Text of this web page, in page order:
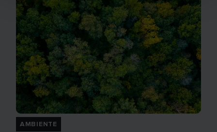
AMBIENTE